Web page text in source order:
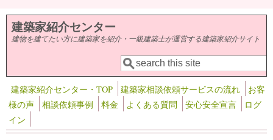
メインコンテンツに移動
建築家紹介センター
建物を建てたい方に建築家を紹介・一級建築士が運営する建築家紹介サイト
検索フォーム
検索
建築家紹介センター・TOP 建築家相談依頼サービスの流れ
お客
様の声
相談依頼事例 料金 よくある質問 安心安全宣言
ログ
イン